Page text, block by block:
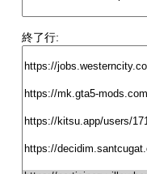
終了行: